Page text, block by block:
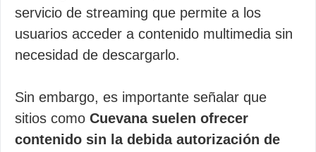
servicio de streaming que permite a los
usuarios acceder a contenido multimedia sin
necesidad de descargarlo.
Sin embargo, es importante señalar que
sitios como Cuevana suelen ofrecer
contenido sin la debida autorización de